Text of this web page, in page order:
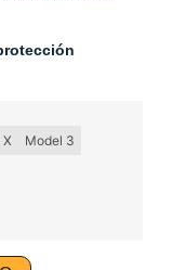
Model 3